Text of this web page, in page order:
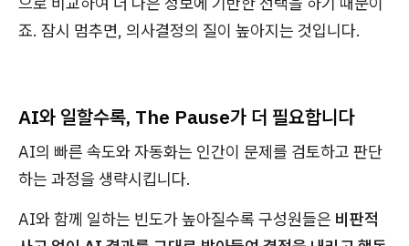
죠. 잠시 멈추면, 의사결정의 질이 높아지는 것입니다.
AI와 일할수록, The Pause가 더 필요합니다
AI의 빠른 속도와 자동화는 인간이 문제를 검토하고 판단
하는 과정을 생략시킵니다.
AI와 함께 일하는 빈도가 높아질수록 구성원들은 비판적